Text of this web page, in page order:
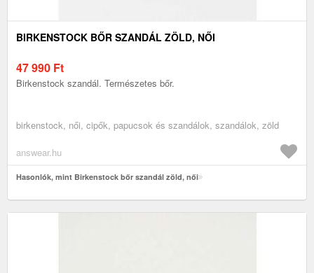
BIRKENSTOCK BŐR SZANDÁL ZÖLD, NŐI
47 990 Ft
Birkenstock szandál. Természetes bőr.
birkenstock, női, cipők, papucsok és szandálok, szandálok, zöld
answear.hu
Hasonlók, mint Birkenstock bőr szandál zöld, női